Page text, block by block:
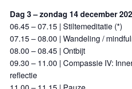
Dag 3 – zondag 14 december
06.45 – 07.15 | Stiltemeditatie (*)
07.15 – 08.00 | Wandeling /
08.00 – 08.45 | Ontbijt
09.30 – 11.00 | Compassie IV:
reflectie